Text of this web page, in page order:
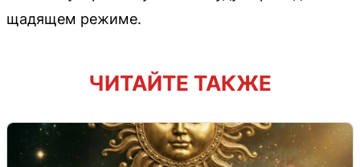
щадящем режиме.
ЧИТАЙТЕ ТАКЖЕ